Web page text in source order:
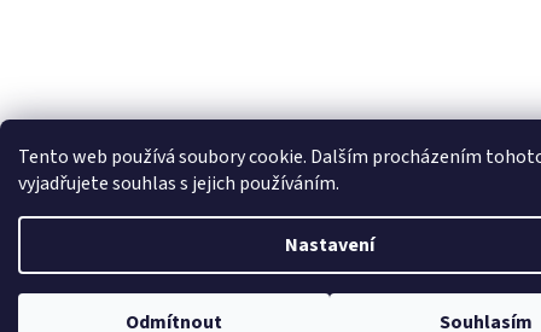
Tento web používá soubory cookie. Dalším procházením
vyjadřujete souhlas s jejich používáním.
Nastavení
Odmítnout Souhlasím